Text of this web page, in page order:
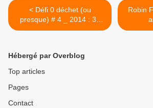
< Défi 0 déchet (ou
presque) # 4 _ 2014 : 38
déchets
Robin
Hébergé par Overblog
Top articles
Pages
Contact